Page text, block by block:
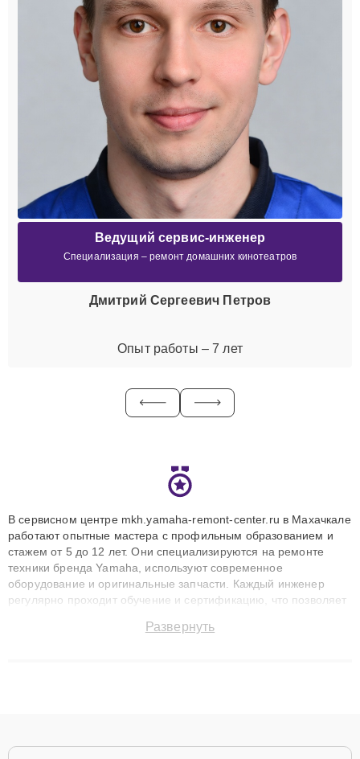
Ведущий сервис-инженер
Специализация – ремонт домашних кинотеатров
Дмитрий Сергеевич Петров
Опыт работы – 7 лет
В сервисном центре mkh.yamaha-remont-center.ru в Махачкале
работают опытные мастера с профильным образованием и
стажем от 5 до 12 лет. Они специализируются на ремонте
техники бренда Yamaha, используют современное
оборудование и оригинальные запчасти. Каждый инженер
регулярно проходит обучение и сертификацию, что позволяет
технику с сохранением гарантии до 3 лет. Наши мастера
Развернуть